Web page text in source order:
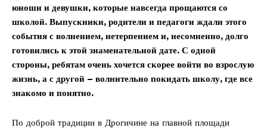
юноши и девушки, которые навсегда прощаются со
школой. Выпускники, родители и педагоги ждали этого
события с волнением, нетерпением и, несомненно, долго
готовились к этой знаменательной дате. С одной
стороны, ребятам очень хочется скорее войти во взрослую
жизнь, а с другой – волнительно покидать школу, где все
знакомо и понятно.
По доброй традиции в Дрогичине на главной площади